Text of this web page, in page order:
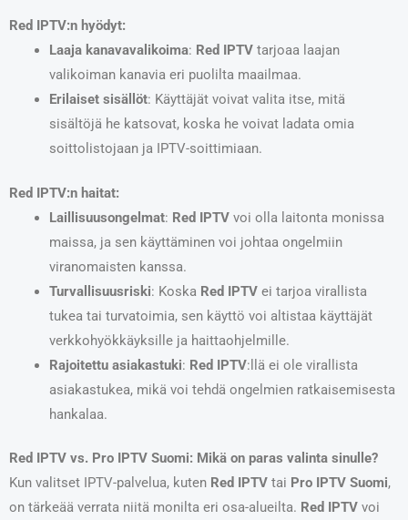
Red IPTV:n hyödyt:
Laaja kanavavalikoima: Red IPTVtarjoaa laajan
valikoiman kanavia eri puolilta maailmaa.
Erilaiset sisällöt: Käyttäjät voivat valita itse, mitä
sisältöjä he katsovat, koska he voivat ladata omia
soittolistojaan ja IPTV-soittimiaan.
Red IPTV:n haitat:
Laillisuusongelmat: Red IPTVvoi olla laitonta monissa
maissa, ja sen käyttäminen voi johtaa ongelmiin
viranomaisten kanssa.
Turvallisuusriski: Koska Red IPTVei tarjoa virallista
tukea tai turvatoimia, sen käyttö voi altistaa käyttäjät
verkkohyökkäyksille ja haittaohjelmille.
Rajoitettu asiakastuki: Red IPTV:llä ei ole virallista
asiakastukea, mikä voi tehdä ongelmien ratkaisemisesta
hankalaa.
Red IPTV vs. Pro IPTV Suomi: Mikä on paras valinta sinulle?
Kun valitset IPTV-palvelua, kuten Red IPTV tai Pro IPTV Suomi,
on tärkeää verrata niitä monilta eri osa-alueilta. Red IPTV voi